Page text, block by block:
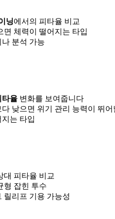
닝에서의 피타율 비교
면 체력이 떨어지는 타입
분석 가능
타율 변화를 보여줍니다
낮으면 위기 관리 능력이 뛰어
는 타입
대 피타율 비교
형 잡힌 투수
릴리프 기용 가능성